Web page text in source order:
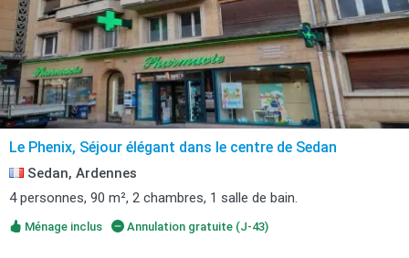
Le Phenix, Séjour élégant dans le centre de Sedan
Sedan, Ardennes
4 personnes, 90 m², 2 chambres, 1 salle de bain.
Ménage inclus Annulation gratuite (J-43)